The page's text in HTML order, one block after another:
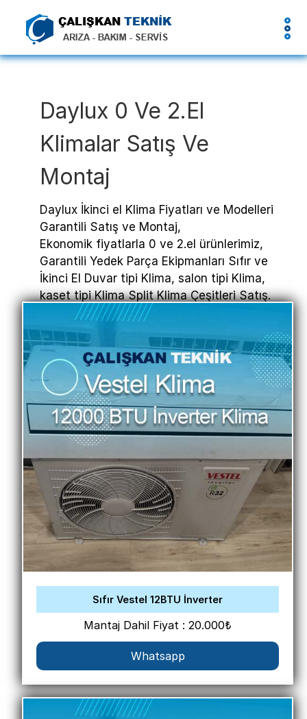
Daylux 0 Ve 2.el
Klimalar Satış Ve
Montaj
Daylux İkinci el Klima Fiyatları ve Modelleri
Garantili Satış ve Montaj,
Ekonomik fiyatlarla 0 ve 2.el ürünlerimiz,
Garantili Yedek Parça Ekipmanları Sıfır ve
İkinci El Duvar tipi Klima, salon tipi Klima,
kaset tipi Klima Split Klima Çeşitleri Satış.
Sıfır Vestel 12BTU İnverter
Mantaj Dahil Fiyat : 20.000₺
Whatsapp